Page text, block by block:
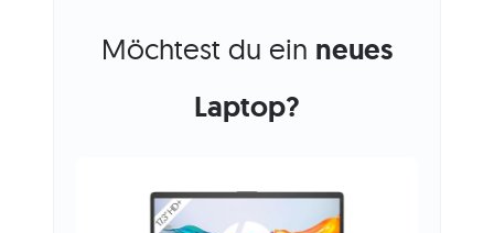
Möchtest du ein neues
Laptop?